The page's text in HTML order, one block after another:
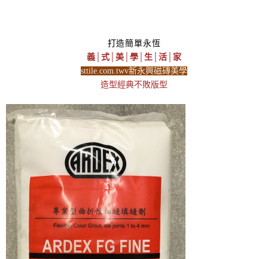
打造簡單永恆
義│式│美│學│生│活│家
sttile.com.twv新永興磁磚美學
造型經典不敗版型